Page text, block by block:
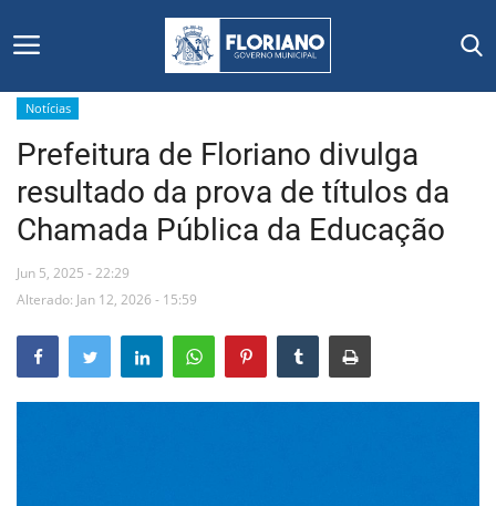
Início
Editais
Floriano
Mural de Licitações
Notícias
Prefeitura de Floriano divulga
resultado da prova de títulos da
Chamada Pública da Educação
Jun 5, 2025 - 22:29
Alterado: Jan 12, 2026 - 15:59